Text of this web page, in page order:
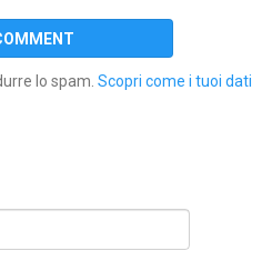
lo spam. Scopri come i tuoi dati